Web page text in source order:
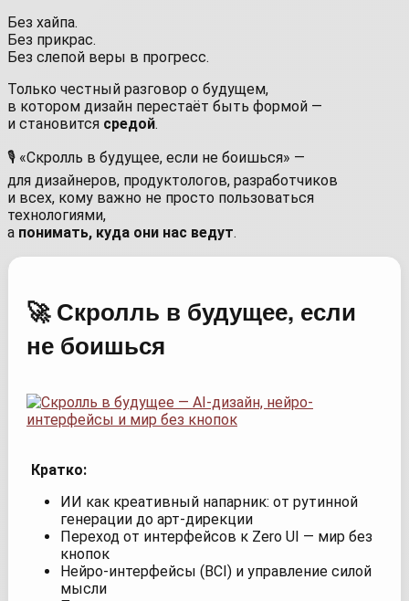
Без хайпа.
Без прикрас.
Без слепой веры в прогресс.
Только честный разговор о будущем,
в котором дизайн перестаёт быть формой —
и становится средой.
🎙 «Скролль в будущее, если не боишься» —
для дизайнеров, продуктологов, разработчиков
и всех, кому важно не просто пользоваться
технологиями,
а понимать, куда они нас ведут.
🚀 Скролль в будущее, если
не боишься
Кратко:
ИИ как креативный напарник: от рутинной
генерации до арт-дирекции
Переход от интерфейсов к Zero UI — мир без
кнопок
Нейро-интерфейсы (BCI) и управление силой
мысли